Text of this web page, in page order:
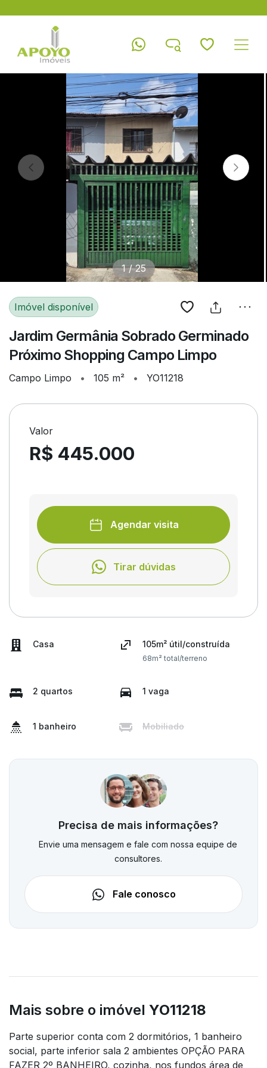
1/25
Imóvel disponível
Jardim Germânia Sobrado Germinado
Próximo Shopping Campo Limpo
Campo Limpo • 105 m² • YO11218
Valor
R$ 445.000
Agendar visita
Tirar dúvidas
Casa 105m² útil/construída
68m² total/terreno
2 quartos 1 vaga
1 banheiro Mobiliado
Precisa de mais informações?
Envie uma mensagem e fale com nossa equipe de
consultores.
Fale conosco
Mais sobre o imóvel YO11218
Parte superior conta com 2 dormitórios, 1 banheiro
social, parte inferior sala 2 ambientes OPÇÃO PARA
FAZER 2º BANHEIRO, cozinha, nos fundos área de